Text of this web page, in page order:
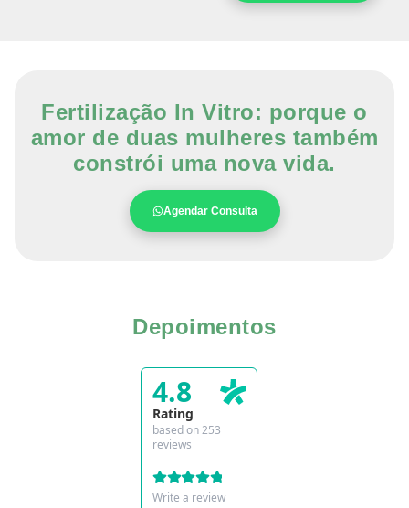
Fertilização In Vitro: porque o
amor de duas mulheres também
constrói uma nova vida.
Agendar Consulta
Depoimentos
4.8
Rating
based on 253
reviews
Write a review